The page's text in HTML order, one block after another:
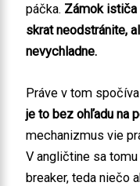
páčka. Zámok ističa
skrat neodstránite,
nevychladne.
Práve v tom
je to bez ohľadu na
mechanizmus vie
V angličtine sa
breaker, teda niečo